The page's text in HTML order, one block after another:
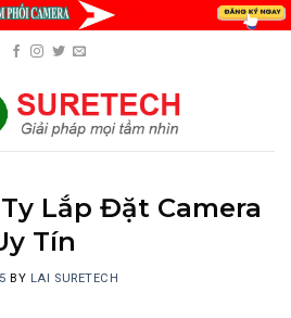
Lắp Đặt Camera
Tín
BY LAI SURETECH